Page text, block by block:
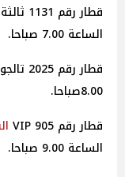
قطار رقم 1131 ثالثة مكيفة
الساعة 7.00 صباحا.
قطار رقم 2025 تالجو
8.00صباحا.
قطار رقم 905 VIP
الساعة 9.00 صباحا.